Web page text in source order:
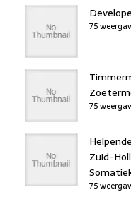
75
75
Zuid-
75